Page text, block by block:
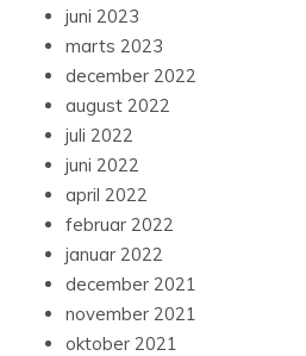
juni 2023
marts 2023
december 2022
august 2022
juli 2022
juni 2022
april 2022
februar 2022
januar 2022
december 2021
november 2021
oktober 2021